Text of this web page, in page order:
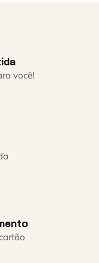
você!